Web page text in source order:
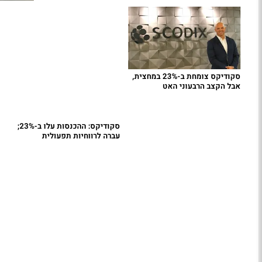
סקודיקס צומחת ב-23% במחצית,
אבל הקצב הרבעוני האט
סקודיקס: ההכנסות עלו ב-23%;
עברה לרווחיות תפעולית